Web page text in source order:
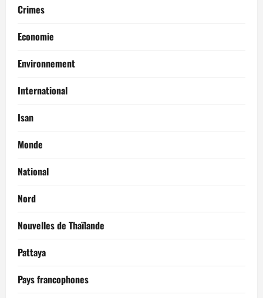
Crimes
Economie
Environnement
International
Isan
Monde
National
Nord
Nouvelles de Thaïlande
Pattaya
Pays francophones